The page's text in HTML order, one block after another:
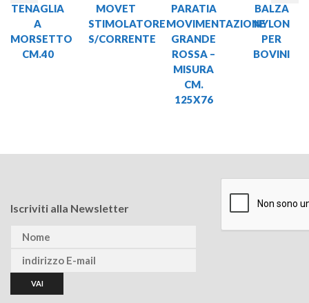
TENAGLIA
A
MORSETTO
CM.40
MOVET
STIMOLATORE
S/CORRENTE
PARATIA
MOVIMENTAZIONE
GRANDE
ROSSA –
MISURA
CM.
125X76
BALZA
NYLON
PER
BOVINI
Iscriviti alla Newsletter